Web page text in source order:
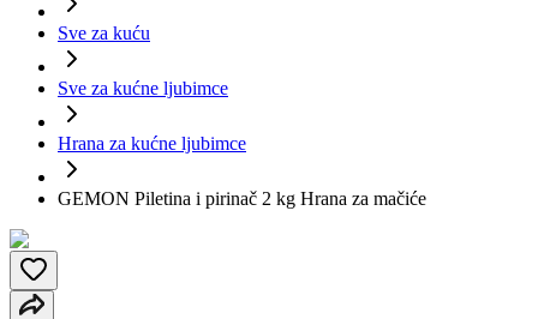
Sve za kuću
Sve za kućne ljubimce
Hrana za kućne ljubimce
GEMON Piletina i pirinač 2 kg Hrana za mačiće